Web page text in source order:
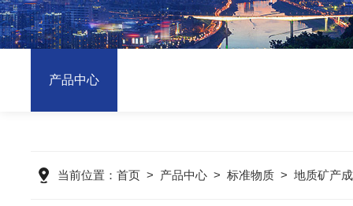
产品中心
当前位置： 首页 > 产品中心 > 标准物质 > 地质矿产